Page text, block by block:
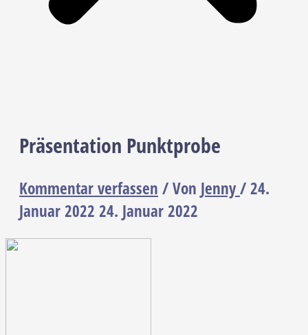
Präsentation Punktprobe
Kommentar verfassen / Von Jenny/24.
Januar 2022 24. Januar 2022